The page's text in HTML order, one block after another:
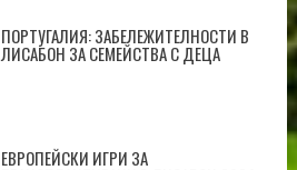
ПОРТУГАЛИЯ: ЗАБЕЛЕЖИТЕЛНОСТИ В
ЛИСАБОН ЗА СЕМЕЙСТВА С ДЕЦА
ЕВРОПЕЙСКИ ИГРИ ЗА